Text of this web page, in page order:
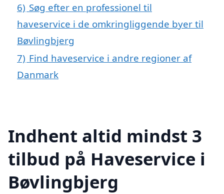
6) Søg efter en professionel til
haveservice i de omkringliggende byer til
Bøvlingbjerg
7) Find haveservice i andre regioner af
Danmark
Indhent altid mindst 3
tilbud på Haveservice i
Bøvlingbjerg